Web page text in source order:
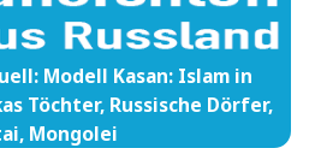
Modell Kasan: Islam in
Töchter, Russische Dörfer,
Mongolei